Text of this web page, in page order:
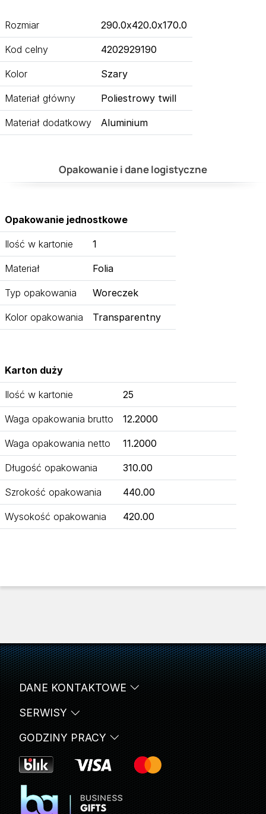
Rozmiar 290.0x420.0x170.0
Kod celny 4202929190
Kolor Szary
Materiał główny Poliestrowy twill
Materiał dodatkowy Aluminium
Opakowanie i dane logistyczne
Opakowanie jednostkowe
Ilość w kartonie 1
Materiał Folia
Typ opakowania Woreczek
Kolor opakowania Transparentny
Karton duży
Ilość w kartonie 25
Waga opakowania brutto 12.2000
Waga opakowania netto 11.2000
Długość opakowania 310.00
Szrokość opakowania 440.00
Wysokość opakowania 420.00
SERWISY
DANE KONTAKTOWE
GODZINY PRACY